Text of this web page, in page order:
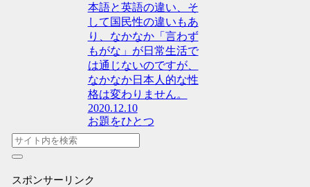
本語と英語の違い、そ
して国民性の違いもあ
り、なかなか「言わず
もがな」が日常生活で
は通じないのですが、
なかなか日本人的な性
格は変わりません。
2020.12.10
お題をひとつ
スポンサーリンク